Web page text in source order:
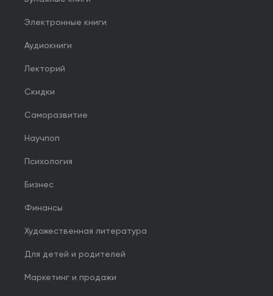
Электронные книги
Аудиокниги
Лекторий
Скидки
Саморазвитие
Научпоп
Психология
Бизнес
Финансы
Художественная литература
Для детей и родителей
Маркетинг и продажи